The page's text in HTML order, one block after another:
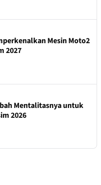
Mesin Moto2
2027
Mentalitasnya untuk
2026